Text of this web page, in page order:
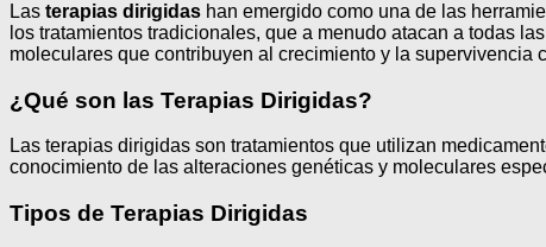
Las terapias dirigidas han emergido como una de las
los tratamientos tradicionales, que a menudo atacan a todas
moleculares que contribuyen al crecimiento y la supervivencia
¿Qué son las Terapias Dirigidas?
Las terapias dirigidas son tratamientos que utilizan
conocimiento de las alteraciones genéticas y moleculares
Tipos de Terapias Dirigidas